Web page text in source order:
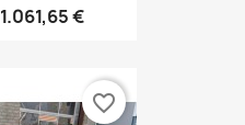
1.061,65 €
favorite_border